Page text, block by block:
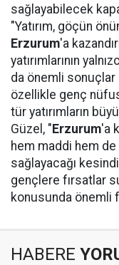
sağlayabilecek
"Yatırım, göçün
Erzurum'a
yatırımlarının
da önemli sonuçlar
özellikle genç
tür yatırımların
Güzel, " Erzurum'a
hem maddi hem
sağlayacağı
gençlere fırsatlar
konusunda önemli
HABERE